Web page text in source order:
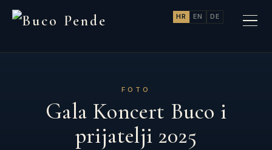
HR EN DE
FOTO
Gala Koncert Buco i
prijatelji 2025